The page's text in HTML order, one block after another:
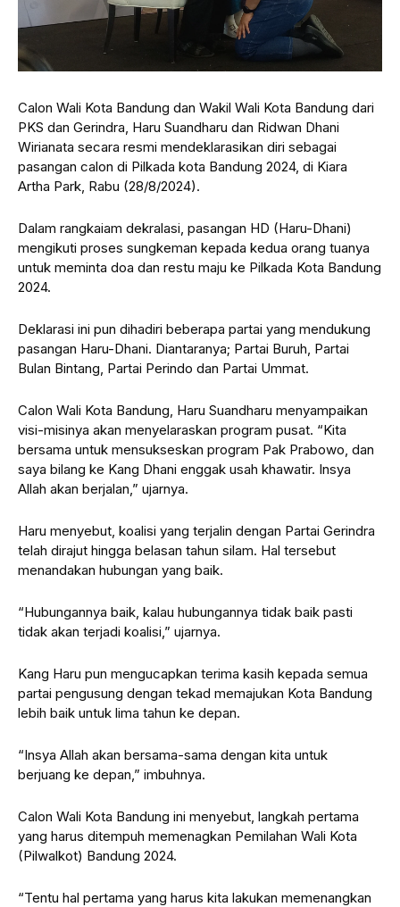
Calon Wali Kota Bandung dan Wakil Wali Kota Bandung dari
PKS dan Gerindra, Haru Suandharu dan Ridwan Dhani
Wirianata secara resmi mendeklarasikan diri sebagai
pasangan calon di Pilkada kota Bandung 2024, di Kiara
Artha Park, Rabu (28/8/2024).
Dalam rangkaiam dekralasi, pasangan HD (Haru-Dhani)
mengikuti proses sungkeman kepada kedua orang tuanya
untuk meminta doa dan restu maju ke Pilkada Kota Bandung
2024.
Deklarasi ini pun dihadiri beberapa partai yang mendukung
pasangan Haru-Dhani. Diantaranya; Partai Buruh, Partai
Bulan Bintang, Partai Perindo dan Partai Ummat.
Calon Wali Kota Bandung, Haru Suandharu menyampaikan
visi-misinya akan menyelaraskan program pusat. “Kita
bersama untuk mensukseskan program Pak Prabowo, dan
saya bilang ke Kang Dhani enggak usah khawatir. Insya
Allah akan berjalan,” ujarnya.
Haru menyebut, koalisi yang terjalin dengan Partai Gerindra
telah dirajut hingga belasan tahun silam. Hal tersebut
menandakan hubungan yang baik.
“Hubungannya baik, kalau hubungannya tidak baik pasti
tidak akan terjadi koalisi,” ujarnya.
Kang Haru pun mengucapkan terima kasih kepada semua
partai pengusung dengan tekad memajukan Kota Bandung
lebih baik untuk lima tahun ke depan.
“Insya Allah akan bersama-sama dengan kita untuk
berjuang ke depan,” imbuhnya.
Calon Wali Kota Bandung ini menyebut, langkah pertama
yang harus ditempuh memenagkan Pemilahan Wali Kota
(Pilwalkot) Bandung 2024.
“Tentu hal pertama yang harus kita lakukan memenangkan